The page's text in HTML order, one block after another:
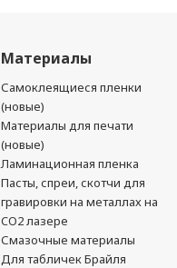
Материалы
Самоклеящиеся пленки
(новые)
Материалы для печати
(новые)
Ламинационная пленка
Пасты, спреи, скотчи для
гравировки на металлах на
CO2 лазере
Смазочные материалы
Для табличек Брайля